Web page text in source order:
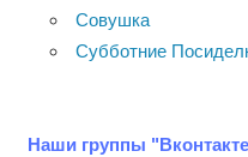
Совушка
Субботние
Наши группы